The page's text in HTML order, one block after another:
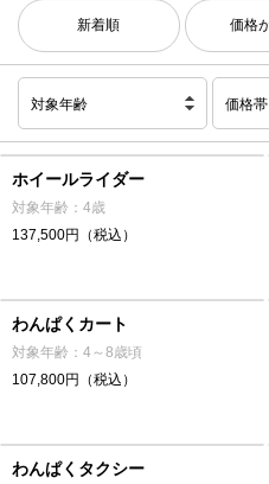
新着順 価格
対象年齢 価格帯
ホイールライダー
対象年齢：4歳
137,500円（税込）
わんぱくカート
対象年齢：4～8歳頃
107,800円（税込）
わんぱくタクシー